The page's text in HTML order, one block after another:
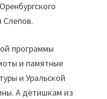
Слепов.
программы
и памятные
и Уральской
А детишкам из